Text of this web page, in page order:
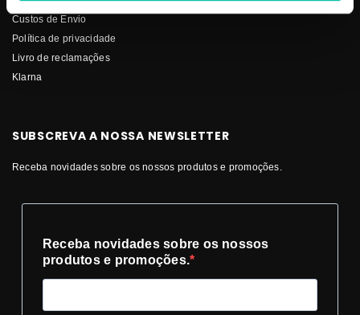
Custos de Envio
Política de privacidade
Livro de reclamações
Klarna
SUBSCREVA A NOSSA NEWSLETTER
Receba novidades sobre os nossos produtos e promoções.
Receba novidades sobre os nossos
produtos e promoções.